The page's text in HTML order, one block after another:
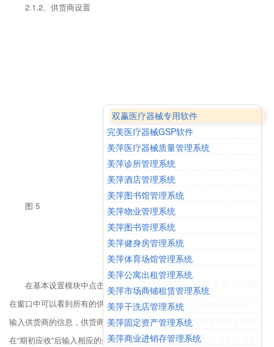
2.1.2、供货商设置
图 5
在基本设置模块中点击“供货商信息”按钮打开供货商信息窗口如图5。
在窗口中可以看到所有的供货商。点击“增加”按钮打开增加供货商窗口，
输入供货商的信息，供货商名称不能重复。如果该供货商有期初金额就
在“期初应收”后输入相应的金额。如果选择中“默认供货商”在采购进货和
双赢医疗器械专用软件
完美医疗器械GSP软件
美萍医疗器械质量管理系统
美萍诊所管理系统
美萍酒店管理系统
美萍图书馆管理系统
美萍物业管理系统
美萍图书管理系统
美萍健身房管理系统
美萍体育场馆管理系统
美萍公寓出租管理系统
美萍市场商铺租赁管理系统
美萍干洗店管理系统
美萍固定资产管理系统
美萍商业进销存管理系统